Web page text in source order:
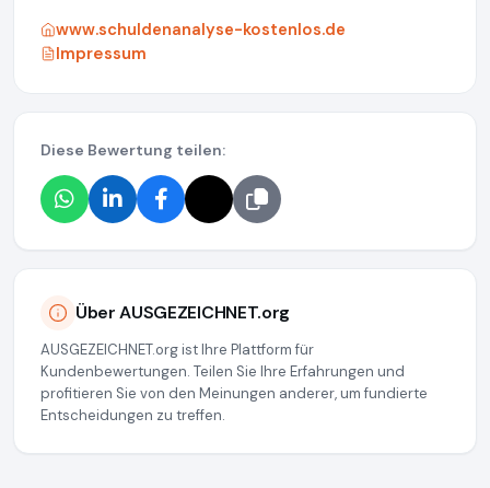
www.schuldenanalyse-kostenlos.de
Impressum
Diese Bewertung teilen:
Über AUSGEZEICHNET.org
AUSGEZEICHNET.org ist Ihre Plattform für
Kundenbewertungen. Teilen Sie Ihre Erfahrungen und
profitieren Sie von den Meinungen anderer, um fundierte
Entscheidungen zu treffen.